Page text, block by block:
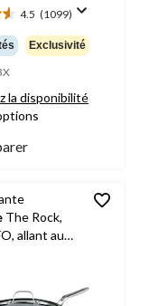
4.5 (1099)
Exclusivité
la disponibilité
The Rock,
allant au